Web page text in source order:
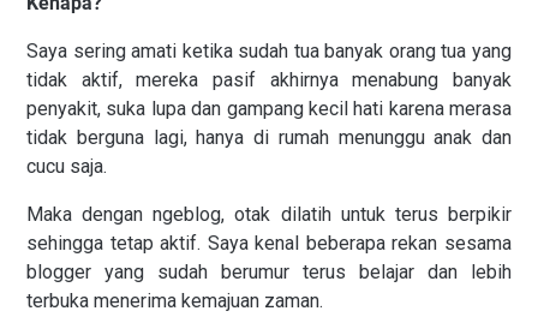
Saya sering amati ketika sudah tua banyak orang tua yang
tidak aktif, mereka pasif akhirnya menabung banyak
penyakit, suka lupa dan gampang kecil hati karena merasa
tidak berguna lagi, hanya di rumah menunggu anak dan
cucu saja.
Maka dengan ngeblog, otak dilatih untuk terus berpikir
sehingga tetap aktif. Saya kenal beberapa rekan sesama
blogger yang sudah berumur terus belajar dan lebih
terbuka menerima kemajuan zaman.